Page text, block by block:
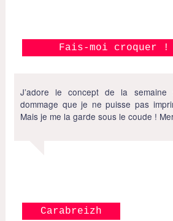
Fais-moi croquer !
J’adore le concept de la semaine
dommage que je ne puisse pas
Mais je me la garde sous le coude !
Carabreizh